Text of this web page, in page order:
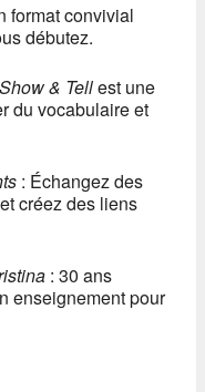
format convivial
débutez.
Show & Tellest une
du vocabulaire et
: Échangez des
créez des liens
: 30 ans
enseignement pour